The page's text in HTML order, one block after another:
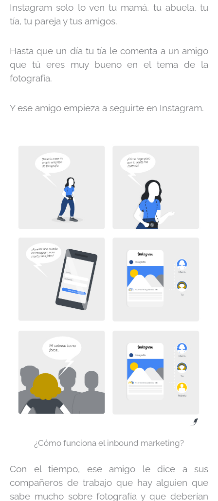
Instagram solo lo ven tu mamá, tu abuela, tu
tía, tu pareja y tus amigos.
Hasta que un día tu tía le comenta a un amigo
que tú eres muy bueno en el tema de la
fotografía.
Y ese amigo empieza a seguirte en Instagram.
¿Cómo funciona el inbound marketing?
Con el tiempo, ese amigo le dice a sus
compañeros de trabajo que hay alguien que
sabe mucho sobre fotografía y que deberían